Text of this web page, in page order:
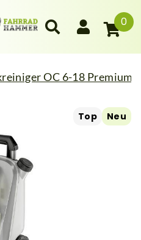
0
OC 6-18 Premium
Top Neu